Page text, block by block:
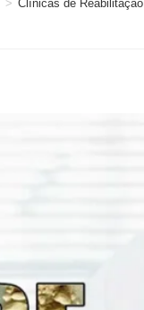
> Clínicas de Reabilitação